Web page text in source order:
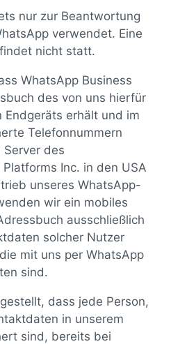
nur zur Beantwortung
verwendet. Eine
nicht statt.
WhatsApp Business
des von uns hierfür
erhält und im
Telefonnummern
des
Inc. in den USA
unseres WhatsApp-
wir ein mobiles
ausschließlich
solcher Nutzer
mit uns per WhatsApp
sind.
dass jede Person,
in unserem
sind, bereits bei